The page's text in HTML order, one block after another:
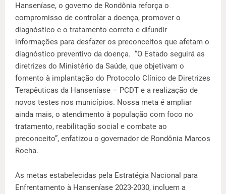
Hanseníase, o governo de Rondônia reforça o
compromisso de controlar a doença, promover o
diagnóstico e o tratamento correto e difundir
informações para desfazer os preconceitos que afetam o
diagnóstico preventivo da doença. “O Estado seguirá as
diretrizes do Ministério da Saúde, que objetivam o
fomento à implantação do Protocolo Clínico de Diretrizes
Terapêuticas da Hanseníase – PCDT e a realização de
novos testes nos municípios. Nossa meta é ampliar
ainda mais, o atendimento à população com foco no
tratamento, reabilitação social e combate ao
preconceito”, enfatizou o governador de Rondônia Marcos
Rocha.
As metas estabelecidas pela Estratégia Nacional para
Enfrentamento à Hanseníase 2023-2030, incluem a